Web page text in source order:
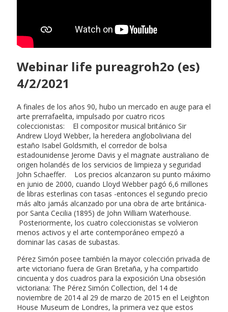
Webinar life pureagroh2o (es)
4/2/2021
A finales de los años 90, hubo un mercado en auge para el
arte prerrafaelita, impulsado por cuatro ricos
coleccionistas: El compositor musical británico Sir
Andrew Lloyd Webber, la heredera angloboliviana del
estaño Isabel Goldsmith, el corredor de bolsa
estadounidense Jerome Davis y el magnate australiano de
origen holandés de los servicios de limpieza y seguridad
John Schaeffer. Los precios alcanzaron su punto máximo
en junio de 2000, cuando Lloyd Webber pagó 6,6 millones
de libras esterlinas con tasas -entonces el segundo precio
más alto jamás alcanzado por una obra de arte británica-
por Santa Cecilia (1895) de John William Waterhouse.
Posteriormente, los cuatro coleccionistas se volvieron
menos activos y el arte contemporáneo empezó a
dominar las casas de subastas.
Pérez Simón posee también la mayor colección privada de
arte victoriano fuera de Gran Bretaña, y ha compartido
cincuenta y dos cuadros para la exposición Una obsesión
victoriana: The Pérez Simón Collection, del 14 de
noviembre de 2014 al 29 de marzo de 2015 en el Leighton
House Museum de Londres, la primera vez que estos